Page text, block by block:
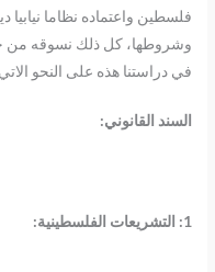
فلسطين واعتماده نظاما
وشروطها، كل ذلك نسوقه من
في دراستنا هذه على النحو
السند القانوني:
1: التشريعات الفلسطينية: